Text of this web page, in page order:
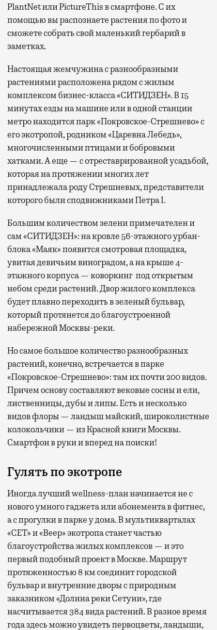
PlantNet или PictureThis в смартфоне. С их
помощью вы распознаете растения по фото и
сможете собрать свой маленький гербарий в
заметках.
Настоящая жемчужина с разнообразными
растениями расположена рядом с жилым
комплексом бизнес-класса «СИТИДЗЕН». В 15
минутах езды на машине или в одной станции
метро находится парк «Покровское-Стрешнево» с
его экотропой, родником «Царевна Лебедь»,
многочисленными птицами и бобровыми
хатками. А еще — с отреставрированной усадьбой,
которая на протяжении многих лет
принадлежала роду Стрешневых, представители
которого были сподвижниками Петра I.
Большим количеством зелени примечателен и
сам «СИТИДЗЕН»: на кровле 56-этажного урбан-
блока «Маяк» появится смотровая площадка,
увитая девичьим виноградом, а на крыше 4-
этажного корпуса — коворкинг под открытым
небом среди растений. Двор жилого комплекса
будет плавно переходить в зеленый бульвар,
который протянется до благоустроенной
набережной Москвы-реки.
Но самое большое количество разнообразных
растений, конечно, встречается в парке
«Покровское-Стрешнево»: там ихпочти 200 видов.
Причем основу составляют вековые сосны и ели,
лиственницы, дубы и липы. Есть и несколько
видов флоры — ландыш майский, широколистные
колокольчики — из Красной книги Москвы.
Смартфон в руки и вперед на поиски!
Гулять по экотропе
Иногда лучший wellness-план начинается не с
нового умного гаджета или абонемента в фитнес,
а с прогулки в парке у дома. В мультикварталах
«СЕТ» и «Веер» экотропа станет частью
благоустройства жилых комплексов — и это
первый подобный проект в Москве. Маршрут
протяженностью 8 км соединит городской
бульвар и внутренние дворы с природным
заказником «Долина реки Сетуни», где
насчитывается 384 вида растений. В разное время
года здесь можно увидеть первоцветы, ландыши,